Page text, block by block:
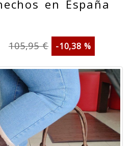
en España
105,95 € -10,38 %